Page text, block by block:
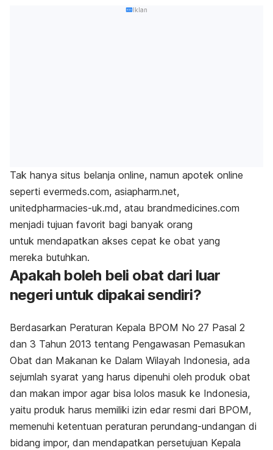
Iklan
Tak hanya situs belanja online, namun apotek online
seperti evermeds.com, asiapharm.net,
unitedpharmacies-uk.md, atau brandmedicines.com
menjadi tujuan favorit bagi banyak orang
untuk mendapatkan akses cepat ke obat yang
mereka butuhkan.
Apakah boleh beli obat dari luar
negeri untuk dipakai sendiri?
Berdasarkan Peraturan Kepala BPOM No 27 Pasal 2
dan 3 Tahun 2013 tentang Pengawasan Pemasukan
Obat dan Makanan ke Dalam Wilayah Indonesia, ada
sejumlah syarat yang harus dipenuhi oleh produk obat
dan makan impor agar bisa lolos masuk ke Indonesia,
yaitu produk harus memiliki izin edar resmi dari BPOM,
memenuhi ketentuan peraturan perundang-undangan di
bidang impor, dan mendapatkan persetujuan Kepala